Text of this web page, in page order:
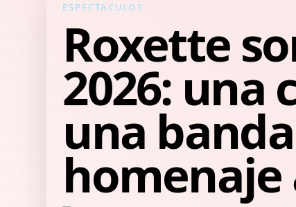
ESPECTACULOS
Roxette
2026: una
una
homenaje